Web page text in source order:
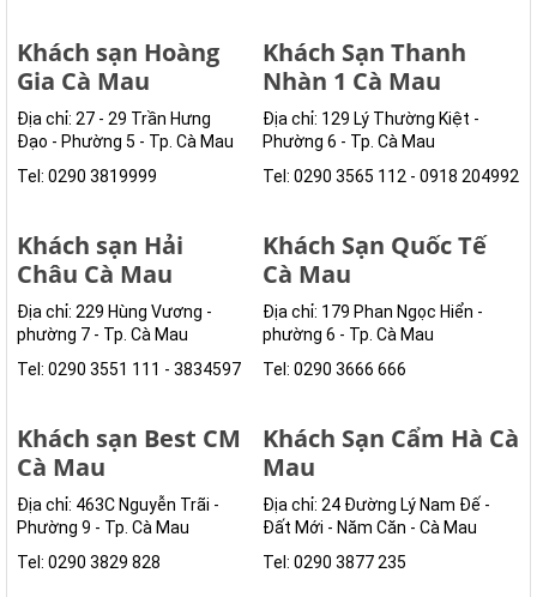
Khách sạn Hoàng
Gia Cà Mau
Địa chỉ: 27 - 29 Trần Hưng
Đạo - Phường 5 - Tp. Cà Mau
Tel: 0290 3819999
Khách Sạn Thanh
Nhàn 1 Cà Mau
Địa chỉ: 129 Lý Thường Kiệt -
Phường 6 - Tp. Cà Mau
Tel: 0290 3565 112 - 0918 204992
Khách sạn Hải
Châu Cà Mau
Địa chỉ: 229 Hùng Vương -
phường 7 - Tp. Cà Mau
Tel: 0290 3551 111 - 3834597
Khách Sạn Quốc Tế
Cà Mau
Địa chỉ: 179 Phan Ngọc Hiển -
phường 6 - Tp. Cà Mau
Tel: 0290 3666 666
Khách sạn Best CM
Cà Mau
Địa chỉ: 463C Nguyễn Trãi -
Phường 9 - Tp. Cà Mau
Tel: 0290 3829 828
Khách Sạn Cẩm Hà Cà
Mau
Địa chỉ: 24 Đường Lý Nam Đế -
Đất Mới - Năm Căn - Cà Mau
Tel: 0290 3877 235